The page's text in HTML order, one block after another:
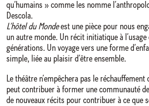
qu’humains » comme les nomme
Descola.
L’hôtel du Mondeest une pièce pour nous
un autre monde. Un récit initiatique à l’usage
générations. Un voyage vers une forme
simple, liée au plaisir d’être ensemble.
Le théâtre n’empêchera pas le
peut contribuer à former une communauté
de nouveaux récits pour contribuer à ce que